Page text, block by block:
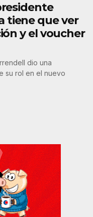
tiene que ver
y el voucher
dio una
su rol en el nuevo